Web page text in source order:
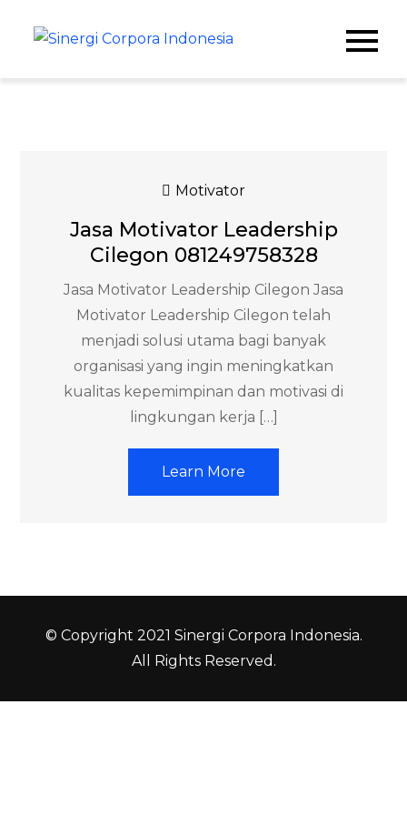
Corpora
Meningkatkan
Anda
Motivator
Jasa Motivator Leadership
Cilegon 081249758328
Jasa Motivator Leadership Cilegon Jasa
Motivator Leadership Cilegon telah
menjadi solusi utama bagi banyak
organisasi yang ingin meningkatkan
kualitas kepemimpinan dan motivasi di
lingkungan kerja […]
Learn More
© Copyright 2021 Sinergi Corpora Indonesia.
All Rights Reserved.